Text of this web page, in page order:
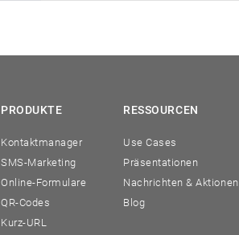
PRODUKTE
Kontaktmanager
SMS-Marketing
Online-Formulare
QR-Codes
Kurz-URL
RESSOURCEN
Use Cases
Präsentationen
Nachrichten & Aktionen
Blog